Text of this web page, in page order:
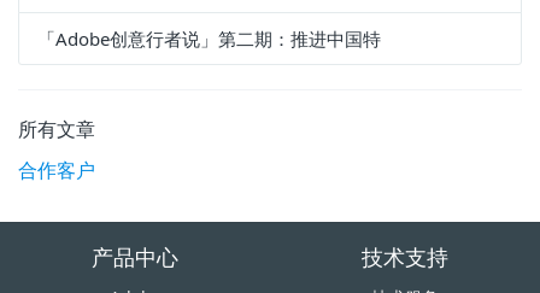
「Adobe创意行者说」第二期：推进中国特
所有文章
合作客户
产品中心 技术支持